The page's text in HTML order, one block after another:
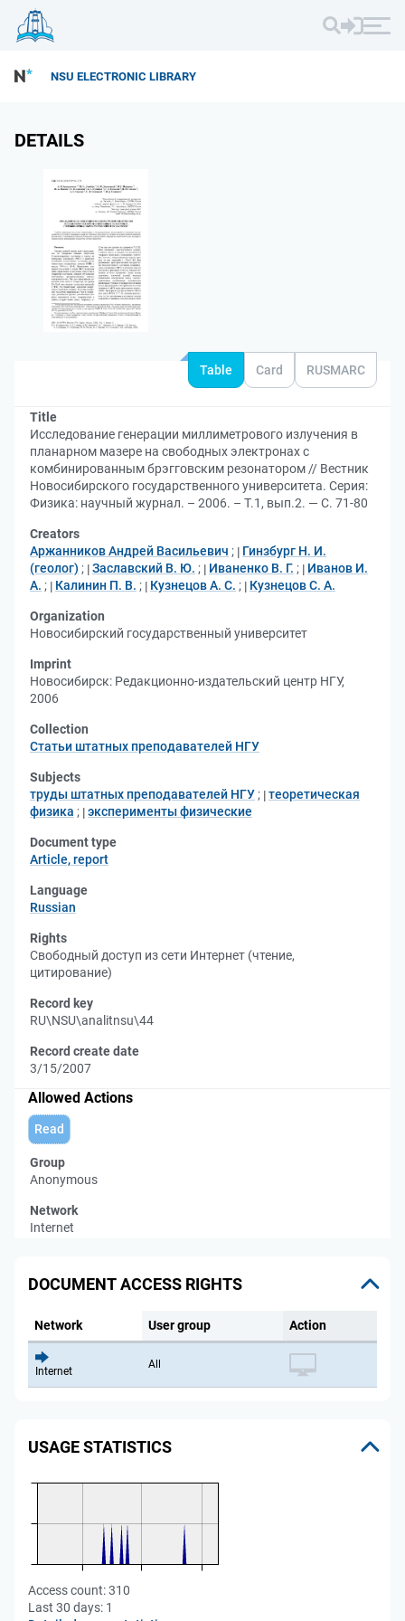
NSU ELECTRONIC LIBRARY
DETAILS
Table Card RUSMARC
Title
Исследование генерации миллиметрового излучения в
планарном мазере на свободных электронах с
комбинированным брэгговским резонатором // Вестник
Новосибирского государственного университета. Серия:
Физика: научный журнал. – 2006. – Т.1, вып.2. — С. 71-80
Creators
Аржанников Андрей Васильевич ;
Гинзбург Н. И.
(геолог) ; Заславский В. Ю. ; Иваненко В. Г. ;
Иванов И.
А. ; Калинин П. В. ; Кузнецов А. С. ; Кузнецов С. А.
Organization
Новосибирский государственный университет
Imprint
Новосибирск: Редакционно-издательский центр НГУ,
2006
Collection
Статьи штатных преподавателей НГУ
Subjects
труды штатных преподавателей НГУ ; теоретическая
физика ; эксперименты физические
Document type
Article, report
Language
Russian
Rights
Свободный доступ из сети Интернет (чтение,
цитирование)
Record key
RU\NSU\analitnsu\44
Record create date
3/15/2007
Allowed Actions
Read
Group
Anonymous
Network
Internet
DOCUMENT ACCESS RIGHTS
Network User group Action
Internet
All
USAGE STATISTICS
Access count:310
Last 30 days: 1